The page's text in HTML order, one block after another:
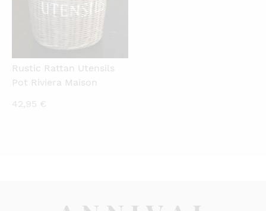
Rustic Rattan Utensils
Pot Riviera Maison
42,95 €